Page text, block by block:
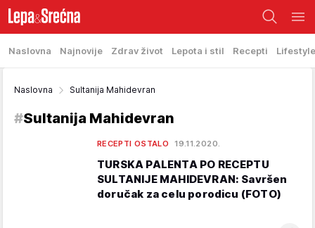
Naslovna Najnovije Zdrav život Lepota i stil Recepti Lifestyle
Naslovna Sultanija Mahidevran
#Sultanija Mahidevran
RECEPTI OSTALO 19.11.2020.
TURSKA PALENTA PO RECEPTU
SULTANIJE MAHIDEVRAN: Savršen
doručak za celu porodicu (FOTO)